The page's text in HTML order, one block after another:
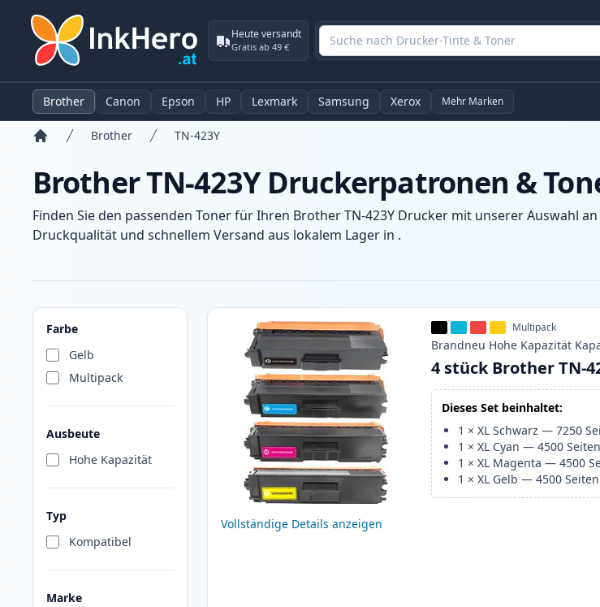
Heute versandt
Gratis ab 49 €
Brother Canon Epson HP Lexmark Samsung Xerox Mehr Marken
Brother TN-423Y
Brother TN-423Y Druckerpatronen &
Finden Sie den passenden Toner für Ihren Brother TN-423Y Drucker mit unserer Auswahl
Druckqualität und schnellem Versand aus lokalem Lager in .
Farbe
Gelb
Multipack
Ausbeute
Hohe Kapazität
Typ
Kompatibel
Marke
Produkte
Vollständige Details anzeigen
Multipack
Brandneu Hohe Kapazität
4 stück Brother TN-
Dieses Set beinhaltet:
1 ×XL Schwarz —7250
1 ×XL Cyan —4500 Seiten
1 ×XL Magenta —4500
1 ×XL Gelb —4500 Seiten